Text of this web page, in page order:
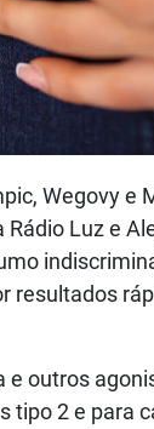
Wegovy e
Luz e
resultados
outros
2 e para